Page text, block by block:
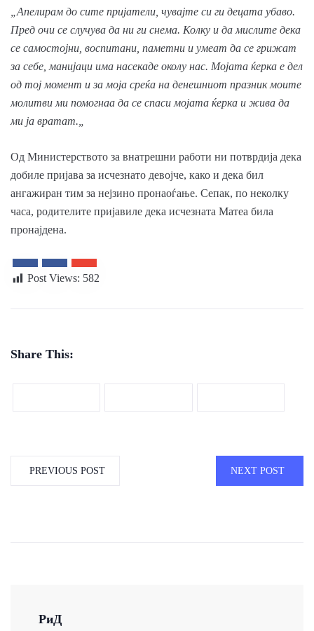
„Апелирам до сите пријатели, чувајте си ги децата убаво.
Пред очи се случува да ни ги снема. Колку и да мислите дека
се самостојни, воспитани, паметни и умеат да се грижат
за себе, манијаци има насекаде околу нас. Мојата ќерка е дел
од тој момент и за моја среќа на денешниот празник моите
молитви ми помогнаа да се спаси мојата ќерка и жива да
ми ја вратат.„
Од Министерството за внатрешни работи ни потврдија дека
добиле пријава за исчезнато девојче, како и дека бил
ангажиран тим за нејзино пронаоѓање. Сепак, по неколку
часа, родителите пријавиле дека исчезната Матеа била
пронајдена.
Post Views: 582
Share This:
PREVIOUS POST NEXT POST
РиД